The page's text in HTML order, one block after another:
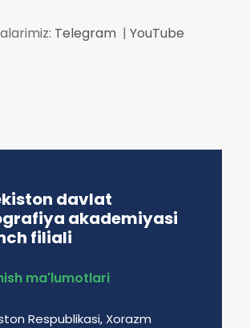
Telegram | YouTube
davlat
akademiyasi
filiali
ma'lumotlari
Respublikasi, Xorazm